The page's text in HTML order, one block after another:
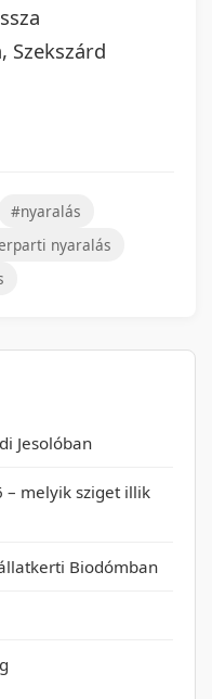
Szekszárd
#nyaralás
nyaralás
Jesolóban
– melyik sziget illik
Biodómban